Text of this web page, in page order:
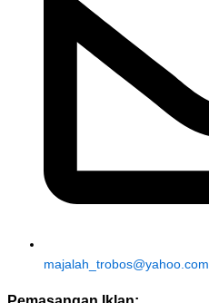
majalah_trobos@yahoo.com